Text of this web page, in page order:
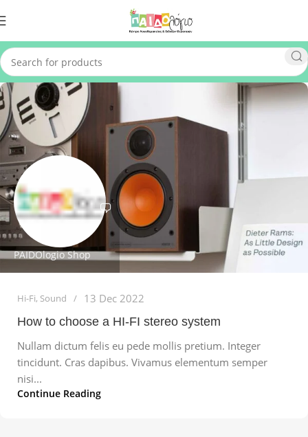
PAIDOlogio Shop
Hi-Fi, Sound
13 Dec 2022
How to choose a HI-FI stereo system
Nullam dictum felis eu pede mollis pretium. Integer
tincidunt. Cras dapibus. Vivamus elementum semper
nisi...
Continue Reading